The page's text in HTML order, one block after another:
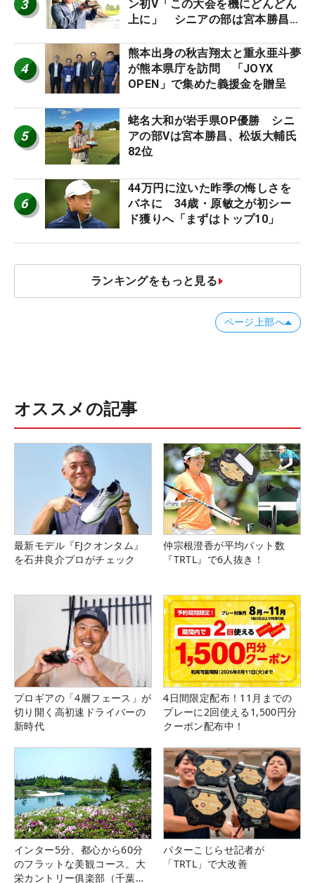
3
ン初V「この大会を機にどんどん
上に」 シニアの部は宮本勝昌が
4
熊本出身の秋吉翔太と重永亜斗夢
が熊本県庁を訪問 「JOYX
OPEN」で集めた義援金を贈呈
5
蛯名大和が岩手県OP優勝 シニ
アの部Vは宮本勝昌、松坂大輔氏
82位
6
44万円に泣いた昨季の悔しさを
バネに 34歳・原敏之が初シー
ド獲りへ「まずはトップ10」
ランキングをもっと見る
ページ上部へ
オススメの記事
最新モデル『FJクオンタム』
を石井良介プロがチェック
仲宗根澄香が平均パット数
『TRTL』で6人抜き！
プロギアの「4層フェース」が
切り開く高初速ドライバーの
新時代
4日間限定配布！11月までの
プレーに2回使える1,500円分
クーポン配布中！
インター5分、都心から60分
のフラットな美観コース。大
栄カントリー俱楽部（千葉
パターこじらせ記者が
「TRTL」で大改善